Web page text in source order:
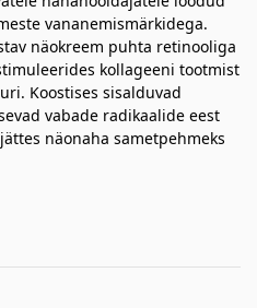
vananemismärkidega.
näokreem puhta retinooliga
kollageeni tootmist
Koostises sisalduvad
vabade radikaalide eest
näonaha sametpehmeks